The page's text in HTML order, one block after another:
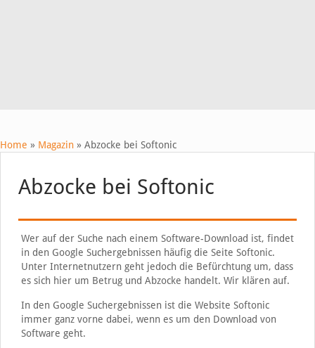
Home » Magazin » Abzocke bei Softonic
Abzocke bei Softonic
Wer auf der Suche nach einem Software-Download ist, findet
in den Google Suchergebnissen häufig die Seite Softonic.
Unter Internetnutzern geht jedoch die Befürchtung um, dass
es sich hier um Betrug und Abzocke handelt. Wir klären auf.
In den Google Suchergebnissen ist die Website Softonic
immer ganz vorne dabei, wenn es um den Download von
Software geht.